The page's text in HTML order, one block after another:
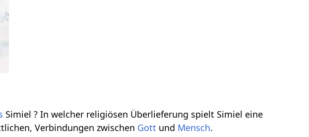
Simiel ? In welcher religiösen Überlieferung spielt Simiel eine
Verbindungen zwischen Gott und Mensch.